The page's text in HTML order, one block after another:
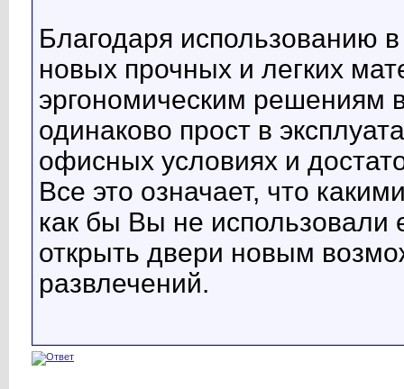
Благодаря использованию
новых прочных и легких
эргономическим решениям
одинаково прост в
офисных условиях и
Все это означает, что
как бы Вы не использовали
открыть двери новым
развлечений.